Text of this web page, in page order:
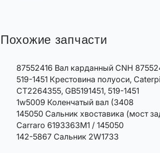
Похожие запчасти
87552416 Вал карданный CNH
519-1451 Крестовина полуоси,
CT2264355, GB5191451, 519-1451
1w5009 Коленчатый вал (3408
145050 Сальник хвоставика (мост
Carraro 6193363M1 / 145050
142-5867 Сальник 2W1733